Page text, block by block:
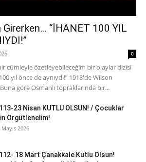
“İHANET 100 YIL
0
cümleyle özetleyebileceğim bir olaylar dizisi
yıl önce de aynıydı!” 1918'de Wilson
göre Osmanlı topraklarında bir...
23 Nisan KUTLU OLSUN! / Çocuklar
Örgütlenelim!
Mayıs 2026
18 Mart Çanakkale Kutlu Olsun!